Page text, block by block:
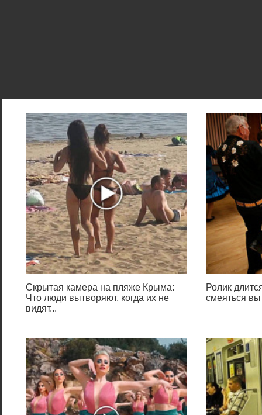
Скрытая камера на пляже Крыма:
Что люди вытворяют, когда их не
видят...
Ролик
смеяться вы